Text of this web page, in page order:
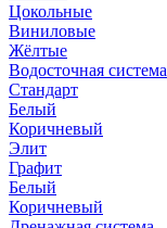
Цокольные
Виниловые
Жёлтые
Водосточная система
Стандарт
Белый
Коричневый
Элит
Графит
Белый
Коричневый